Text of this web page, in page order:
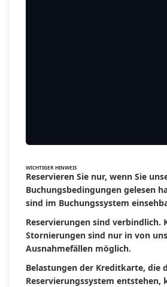
WICHTIGER HINWEIS
Reservieren Sie nur, wenn Sie
Buchungsbedingungen gelesen
sind im Buchungssystem
Reservierungen sind verbindlich.
Stornierungen sind nur in von
Ausnahmefällen möglich.
Belastungen der Kreditkarte, die
Reservierungssystem entstehen,